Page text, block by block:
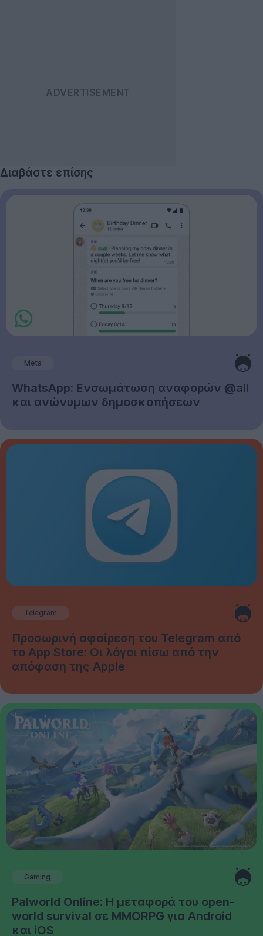
Διαβάστε επίσης
Meta
WhatsApp: Ενσωμάτωση αναφορών @all
και ανώνυμων δημοσκοπήσεων
Telegram
Προσωρινή αφαίρεση του Telegram από
το App Store: Οι λόγοι πίσω από την
απόφαση της Apple
Gaming
Palworld Online: Η μεταφορά του open-
world survival σε MMORPG για Android
και iOS